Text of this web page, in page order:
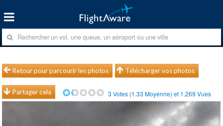
Retour pour parcourir les photos Télécharger vos photos
Partager cela 3 Votes (1.33 Moyenne) et 1.269 Vues